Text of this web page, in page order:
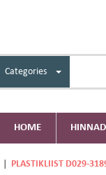
Categories
HOME HINNAD
PLASTIKLIIST D029-